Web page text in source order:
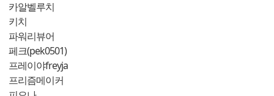
카알벨루치
키치
파워리뷰어
페크(pek0501)
프레이야freyja
프리즘메이커